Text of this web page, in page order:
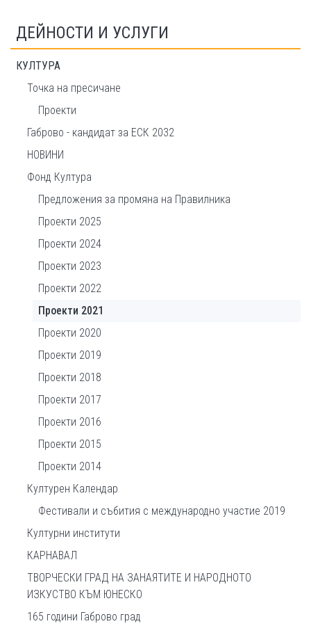
ДЕЙНОСТИ И УСЛУГИ
КУЛТУРА
Точка на пресичане
Проекти
Габрово - кандидат за ЕСК 2032
НОВИНИ
Фонд Култура
Предложения за промяна на Правилника
Проекти 2025
Проекти 2024
Проекти 2023
Проекти 2022
Проекти 2021
Проекти 2020
Проекти 2019
Проекти 2018
Проекти 2017
Проекти 2016
Проекти 2015
Проекти 2014
Културен Календар
Фестивали и събития с международно участие 2019
Културни институти
КАРНАВАЛ
ТВОРЧЕСКИ ГРАД НА ЗАНАЯТИТЕ И НАРОДНОТО
ИЗКУСТВО КЪМ ЮНЕСКО
165 години Габрово град